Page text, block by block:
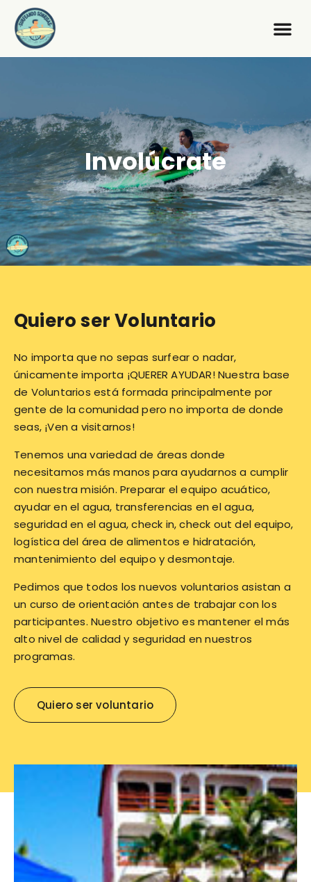
Involúcrate
No importa que no sepas surfear o nadar,
únicamente importa ¡QUERER AYUDAR! Nuestra base
de Voluntarios está formada principalmente por
gente de la comunidad pero no importa de donde
seas, ¡Ven a visitarnos!
Tenemos una variedad de áreas donde
necesitamos más manos para ayudarnos a cumplir
con nuestra misión. Preparar el equipo acuático,
ayudar en el agua, transferencias en el agua,
seguridad en el agua, check in, check out del equipo,
logística del área de alimentos e hidratación,
mantenimiento del equipo y desmontaje.
Pedimos que todos los nuevos voluntarios asistan a
un curso de orientación antes de trabajar con los
participantes. Nuestro objetivo es mantener el más
alto nivel de calidad y seguridad en nuestros
programas.
Quiero ser voluntario
Quiero ser Voluntario